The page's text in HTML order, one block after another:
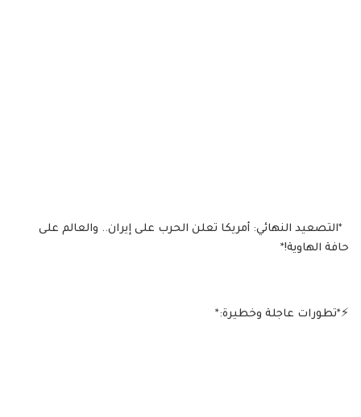
‏ *التصعيد النهائي: أمريكا تعلن الحرب على إيران.. والعالم على
حافة الهاوية!*
‏⚡*تطورات عاجلة وخطيرة:*